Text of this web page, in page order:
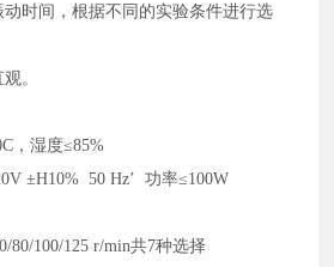
时间，根据不同的实验条件进行选
。
，湿度≤85%
±H10% 50 Hz’ 功率≤100W
80/100/125 r/min共7种选择